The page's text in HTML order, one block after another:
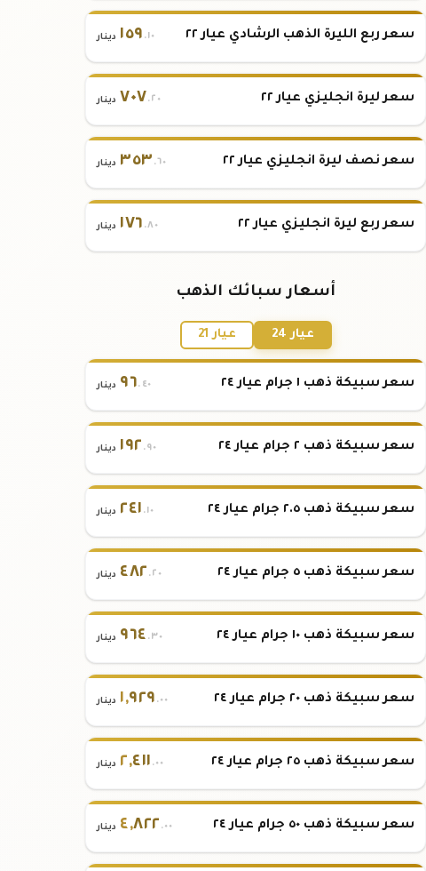
سعر ربع الليرة الذهب الرشادي عيار ٢٢ ١٥٩ .١٠ دينار
سعر ليرة انجليزي عيار ٢٢ ٧٠٧ .٢٠ دينار
سعر نصف ليرة انجليزي عيار ٢٢ ٣٥٣ .٦٠ دينار
سعر ربع ليرة انجليزي عيار ٢٢ ١٧٦ .٨٠ دينار
أسعار سبائك الذهب
عيار 24 عيار 21
سعر سبيكة ذهب ١ جرام عيار ٢٤ ٩٦.٤٠ دينار
سعر سبيكة ذهب ٢ جرام عيار ٢٤ ١٩٢ .٩٠ دينار
سعر سبيكة ذهب ٢.٥ جرام عيار ٢٤ ٢٤١ .١٠ دينار
سعر سبيكة ذهب ٥ جرام عيار ٢٤ ٤٨٢ .٢٠ دينار
سعر سبيكة ذهب ١٠ جرام عيار ٢٤ ٩٦٤ .٣٠ دينار
سعر سبيكة ذهب ٢٠ جرام عيار ٢٤ ١,٩٢٩ .٠٠ دينار
سعر سبيكة ذهب ٢٥ جرام عيار ٢٤ ٢,٤١١ .٠٠ دينار
سعر سبيكة ذهب ٥٠ جرام عيار ٢٤ ٤,٨٢٢ .٠٠ دينار